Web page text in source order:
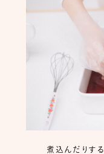
煮込んだりす